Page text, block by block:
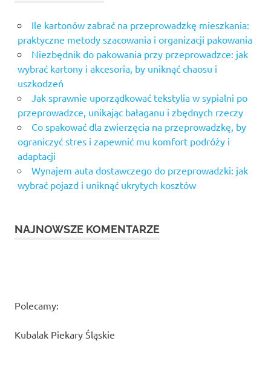
Ile kartonów zabrać na przeprowadzkę mieszkania:
praktyczne metody szacowania i organizacji pakowania
Niezbędnik do pakowania przy przeprowadzce: jak
wybrać kartony i akcesoria, by uniknąć chaosu i
uszkodzeń
Jak sprawnie uporządkować tekstylia w sypialni po
przeprowadzce, unikając bałaganu i zbędnych rzeczy
Co spakować dla zwierzęcia na przeprowadzkę, by
ograniczyć stres i zapewnić mu komfort podróży i
adaptacji
Wynajem auta dostawczego do przeprowadzki: jak
wybrać pojazd i uniknąć ukrytych kosztów
NAJNOWSZE KOMENTARZE
Polecamy:
Kubalak Piekary Śląskie